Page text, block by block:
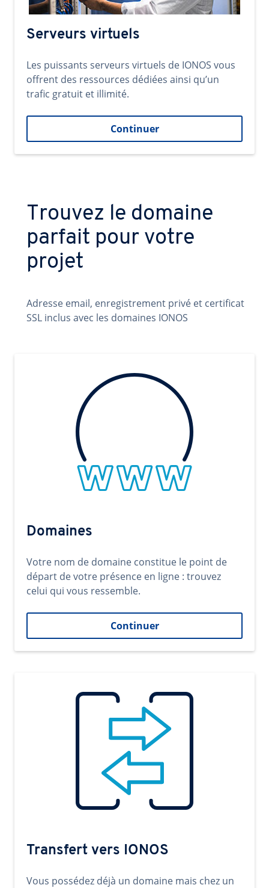
Serveurs virtuels
Les puissants serveurs virtuels de IONOS vous
offrent des ressources dédiées ainsi qu’un
trafic gratuit et illimité.
Continuer
Trouvez le domaine
parfait pour votre
projet
Adresse email, enregistrement privé et certificat
SSL inclus avec les domaines IONOS
Domaines
Votre nom de domaine constitue le point de
départ de votre présence en ligne : trouvez
celui qui vous ressemble.
Continuer
Transfert vers IONOS
Vous possédez déjà un domaine mais chez un